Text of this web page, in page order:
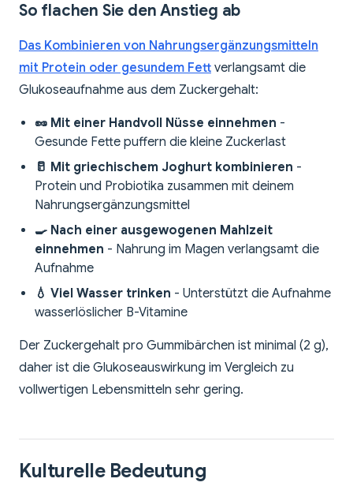
So flachen Sie den Anstieg ab
Das Kombinieren von Nahrungsergänzungsmitteln
mit Protein oder gesundem Fett verlangsamt die
Glukoseaufnahme aus dem Zuckergehalt:
🥜 Mit einer Handvoll Nüsse einnehmen -
Gesunde Fette puffern die kleine Zuckerlast
🥛 Mit griechischem Joghurt kombinieren -
Protein und Probiotika zusammen mit deinem
Nahrungsergänzungsmittel
🍳 Nach einer ausgewogenen Mahlzeit
einnehmen - Nahrung im Magen verlangsamt die
Aufnahme
💧 Viel Wasser trinken - Unterstützt die Aufnahme
wasserlöslicher B-Vitamine
Der Zuckergehalt pro Gummibärchen ist minimal (2 g),
daher ist die Glukoseauswirkung im Vergleich zu
vollwertigen Lebensmitteln sehr gering.
Kulturelle Bedeutung